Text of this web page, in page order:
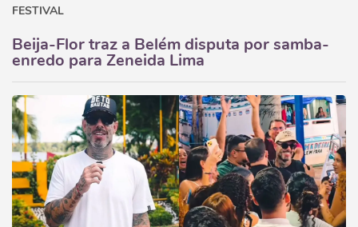
FESTIVAL
Beija-Flor traz a Belém disputa por samba-
enredo para Zeneida Lima